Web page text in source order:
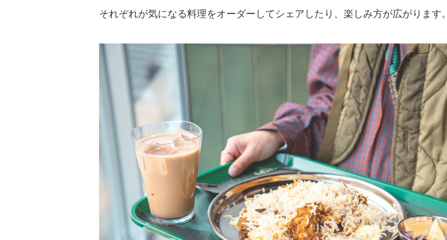
それぞれが気になる料理をオーダーしてシェアしたり、楽しみ方が広がります。